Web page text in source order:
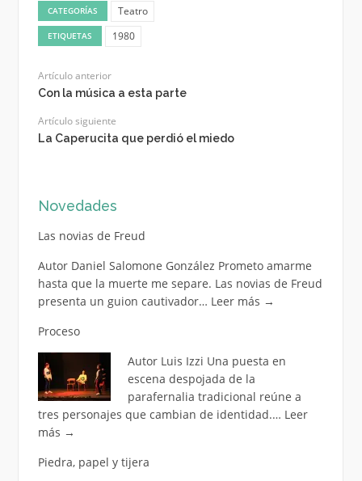
CATEGORÍAS Teatro
ETIQUETAS 1980
Artículo anterior
Con la música a esta parte
Artículo siguiente
La Caperucita que perdió el miedo
Novedades
Las novias de Freud
Autor Daniel Salomone González Prometo amarme
hasta que la muerte me separe. Las novias de Freud
presenta un guion cautivador… Leer más →
Proceso
Autor Luis Izzi Una puesta en
escena despojada de la
parafernalia tradicional reúne a
tres personajes que cambian de identidad.… Leer
más →
Piedra, papel y tijera